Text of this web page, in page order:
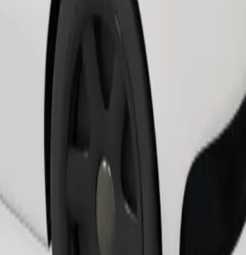
нуждаят от преносна клетка, а седалките трябва да